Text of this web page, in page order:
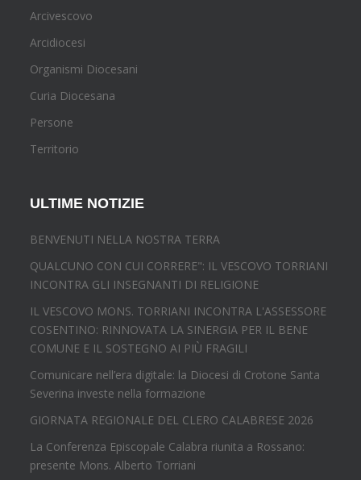
Arcivescovo
Arcidiocesi
Organismi Diocesani
Curia Diocesana
Persone
Territorio
ULTIME NOTIZIE
BENVENUTI NELLA NOSTRA TERRA
QUALCUNO CON CUI CORRERE": IL VESCOVO TORRIANI
INCONTRA GLI INSEGNANTI DI RELIGIONE
IL VESCOVO MONS. TORRIANI INCONTRA L'ASSESSORE
COSENTINO: RINNOVATA LA SINERGIA PER IL BENE
COMUNE E IL SOSTEGNO AI PIÙ FRAGILI
Comunicare nell’era digitale: la Diocesi di Crotone Santa
Severina investe nella formazione
GIORNATA REGIONALE DEL CLERO CALABRESE 2026
La Conferenza Episcopale Calabra riunita a Rossano:
presente Mons. Alberto Torriani